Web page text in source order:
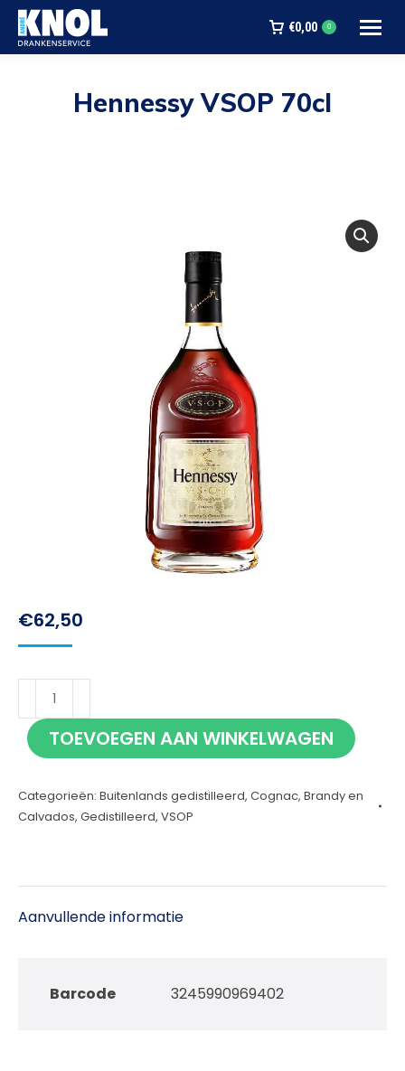
€0,00 0
Hennessy VSOP 70cl
€62,50
Hennessy
VSOP
70cl TOEVOEGEN AAN WINKELWAGEN
Categorieën: Buitenlands gedistilleerd, Cognac, Brandy en
Calvados, Gedistilleerd, VSOP
Aanvullende informatie
Barcode 3245990969402